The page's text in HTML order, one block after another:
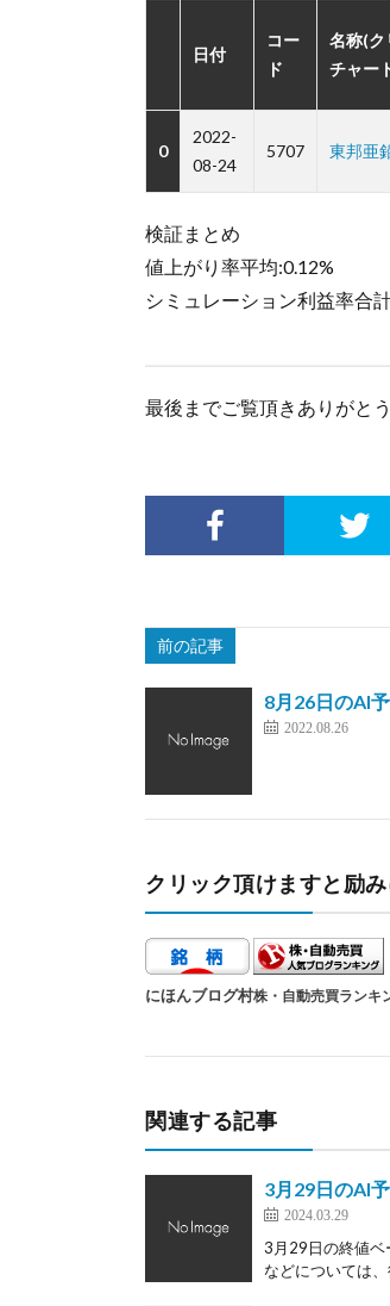
日付
コー
ド
名称(ク
チャー
0
2022-
08-24
5707 東邦亜
検証まとめ
値上がり率平均:0.12%
シミュレーション利益率合
最後までご覧頂きありがと
前の記事
8月26日のAI
2022.08.26
クリック頂けますと励み
にほんブログ村株・自動売買ランキ
関連する記事
3月29日のAI
2024.03.29
3月29日の終値ベ
などについては